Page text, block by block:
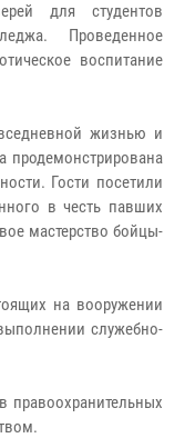
для студентов
Проведенное
воспитание
жизнью и
продемонстрирована
Гости посетили
в честь павших
мастерство бойцы-
на вооружении
служебно-
правоохранительных